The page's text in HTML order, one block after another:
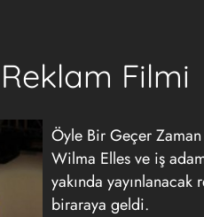
Filmi
Öyle Bir Geçer Zaman
Wilma Elles ve iş
yakında
biraraya geldi.